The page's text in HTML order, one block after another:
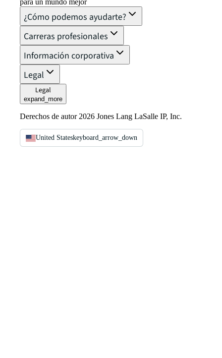
para un mundo mejor
¿Cómo podemos ayudarte?
Carreras profesionales
Información corporativa
Legal
Legal
expand_more
Derechos de autor 2026 Jones Lang LaSalle IP, Inc.
United Stateskeyboard_arrow_down